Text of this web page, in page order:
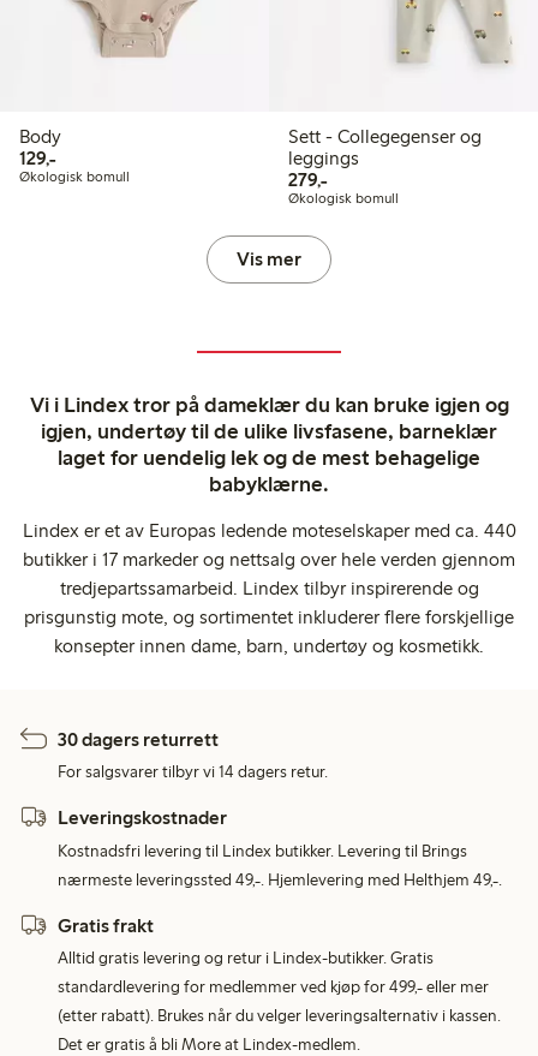
Body
129,-129,00 kr
Økologisk bomull
Sett - Collegegenser og
leggings
279,-279,00 kr
Økologisk bomull
Vis mer
Vi i Lindex tror på dameklær du kan bruke igjen og
igjen, undertøy til de ulike livsfasene, barneklær
laget for uendelig lek og de mest behagelige
babyklærne.
Lindex er et av Europas ledende moteselskaper med ca. 440
butikker i 17 markeder og nettsalg over hele verden gjennom
tredjepartssamarbeid. Lindex tilbyr inspirerende og
prisgunstig mote, og sortimentet inkluderer flere forskjellige
konsepter innen dame, barn, undertøy og kosmetikk.
30 dagers returrett
For salgsvarer tilbyr vi 14 dagers retur.
Leveringskostnader
Kostnadsfri levering til Lindex butikker. Levering til Brings
nærmeste leveringssted 49,-. Hjemlevering med Helthjem 49,-.
Gratis frakt
Alltid gratis levering og retur i Lindex-butikker. Gratis
standardlevering for medlemmer ved kjøp for 499,- eller mer
(etter rabatt). Brukes når du velger leveringsalternativ i kassen.
Det er gratis å bli More at Lindex-medlem.